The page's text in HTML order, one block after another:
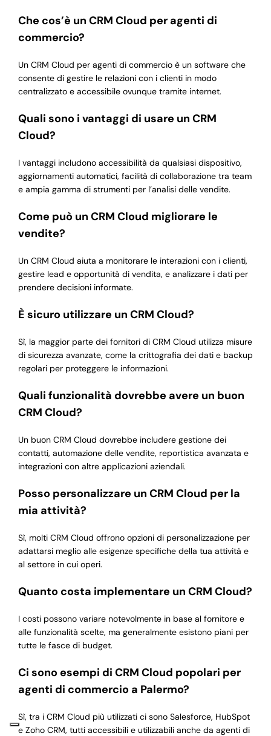
Che cos’è un CRM Cloud per agenti di
commercio?
Un CRM Cloud per agenti di commercio è un software che
consente di gestire le relazioni con i clienti in modo
centralizzato e accessibile ovunque tramite internet.
Quali sono i vantaggi di usare un CRM
Cloud?
I vantaggi includono accessibilità da qualsiasi dispositivo,
aggiornamenti automatici, facilità di collaborazione tra team
e ampia gamma di strumenti per l’analisi delle vendite.
Come può un CRM Cloud migliorare le
vendite?
Un CRM Cloud aiuta a monitorare le interazioni con i clienti,
gestire lead e opportunità di vendita, e analizzare i dati per
prendere decisioni informate.
È sicuro utilizzare un CRM Cloud?
Sì, la maggior parte dei fornitori di CRM Cloud utilizza misure
di sicurezza avanzate, come la crittografia dei dati e backup
regolari per proteggere le informazioni.
Quali funzionalità dovrebbe avere un buon
CRM Cloud?
Un buon CRM Cloud dovrebbe includere gestione dei
contatti, automazione delle vendite, reportistica avanzata e
integrazioni con altre applicazioni aziendali.
Posso personalizzare un CRM Cloud per la
mia attività?
Sì, molti CRM Cloud offrono opzioni di personalizzazione per
adattarsi meglio alle esigenze specifiche della tua attività e
al settore in cui operi.
Quanto costa implementare un CRM Cloud?
I costi possono variare notevolmente in base al fornitore e
alle funzionalità scelte, ma generalmente esistono piani per
tutte le fasce di budget.
Ci sono esempi di CRM Cloud popolari per
agenti di commercio a Palermo?
Sì, tra i CRM Cloud più utilizzati ci sono Salesforce, HubSpot
e Zoho CRM, tutti accessibili e utilizzabili anche da agenti di